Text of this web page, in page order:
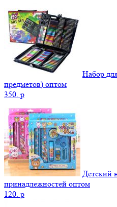
Набор
предметов) оптом
350. p
Детский
принадлежностей оптом
120. p